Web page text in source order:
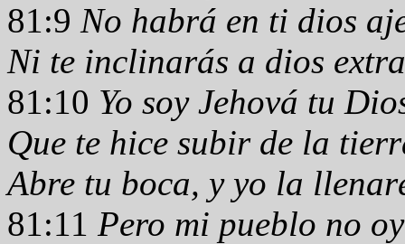
81:9 No habrá en ti dios
Ni te inclinarás a dios
81:10 Yo soy Jehová tu
Que te hice subir de la
Abre tu boca, y yo la
81:11 Pero mi pueblo no